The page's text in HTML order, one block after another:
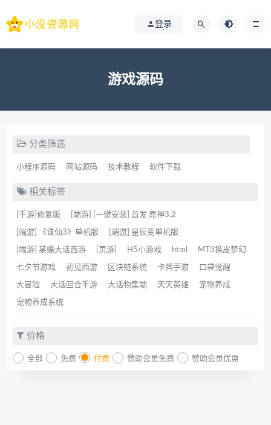
登录
游戏源码
分类筛选
小程序源码 网站源码 技术教程 软件下载
相关标签
[手游]修复版 [端游] [一键安装] 首发 原神3.2
[端游] 《诛仙3》单机版 [端游] 星辰变单机版
[端游] 某蝶大话西游 [页游] H5小游戏 html MT3换皮梦幻
七夕节游戏 初见西游 区块链系统 卡牌手游 口袋觉醒
大冒险 大话回合手游 大话物集端 天天英雄 宠物养成
宠物养成系统
价格
全部 免费 付费 赞助会员免费 赞助会员优惠